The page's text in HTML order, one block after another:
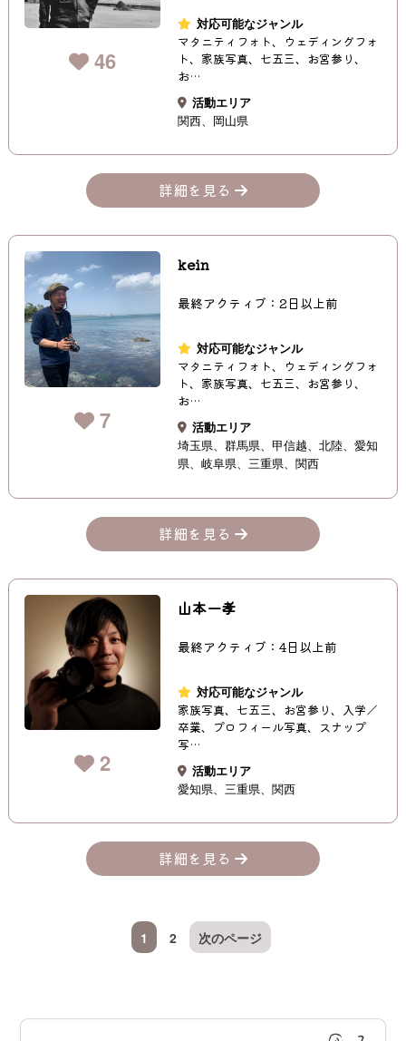
46
対応可能なジャンル
マタニティフォト、ウェディングフォ
ト、家族写真、七五三、お宮参り、
お…
活動エリア
関西
岡山県
詳細を見る
7
kein
最終アクティブ：2日以上前
対応可能なジャンル
マタニティフォト、ウェディングフォ
ト、家族写真、七五三、お宮参り、
お…
活動エリア
埼玉県
群馬県 甲信越 北陸
愛知
県
岐阜県 三重県 関西
詳細を見る
2
山本一孝
最終アクティブ：4日以上前
対応可能なジャンル
家族写真、七五三、お宮参り、入学／
卒業、プロフィール写真、スナップ
写…
活動エリア
愛知県
三重県 関西
詳細を見る
1 2 次のページ